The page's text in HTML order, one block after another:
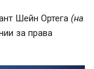
Шейн Ортега (на
за права